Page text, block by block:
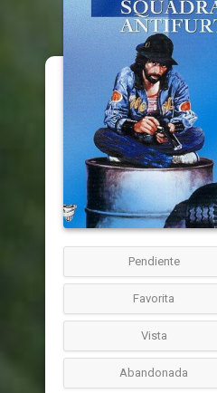
Pendiente
Favorita
Vista
Abandonada